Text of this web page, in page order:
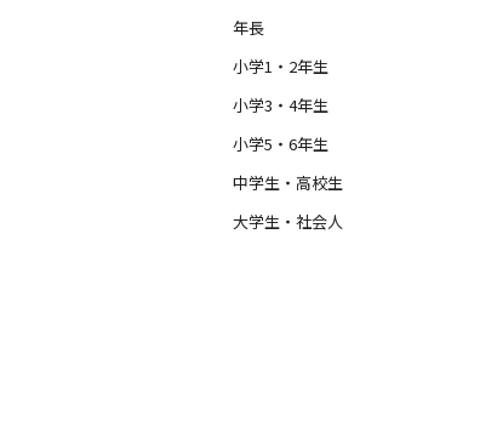
年長
小学1・2年生
小学3・4年生
小学5・6年生
中学生・高校生
大学生・社会人